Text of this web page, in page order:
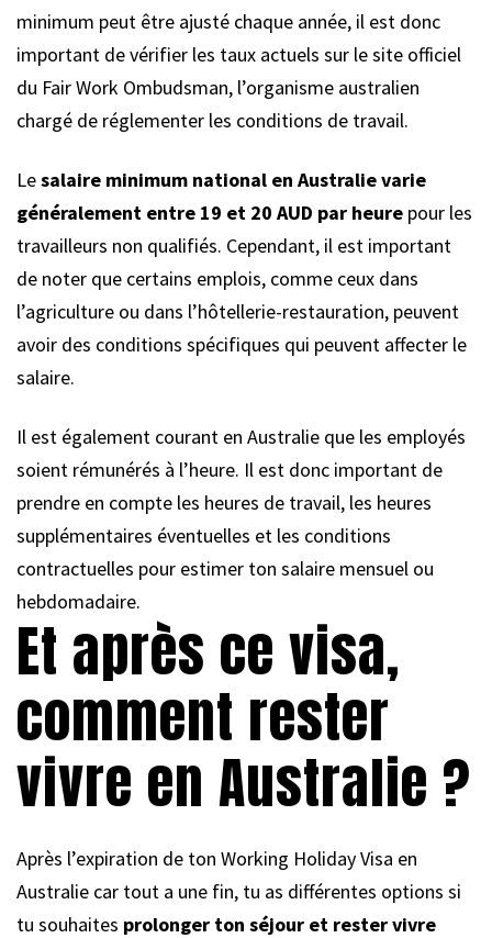
minimum peut être ajusté chaque année, il est donc
important de vérifier les taux actuels sur le site officiel
du Fair Work Ombudsman, l’organisme australien
chargé de réglementer les conditions de travail.
Lesalaire minimum national en Australie varie
généralement entre 19 et 20 AUD par heure pour les
travailleurs non qualifiés. Cependant, il est important
de noter que certains emplois, comme ceux dans
l’agriculture ou dans l’hôtellerie-restauration, peuvent
avoir des conditions spécifiques qui peuvent affecter le
salaire.
Il est également courant en Australie que les employés
soient rémunérés à l’heure. Il est donc important de
prendre en compte les heures de travail, les heures
supplémentaires éventuelles et les conditions
contractuelles pour estimer ton salaire mensuel ou
hebdomadaire.
Et après ce visa,
comment rester
vivre en Australie ?
Après l’expiration de ton Working Holiday Visa en
Australie car tout a une fin, tu as différentes options si
tu souhaites prolonger ton séjour et rester vivre